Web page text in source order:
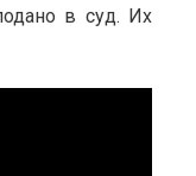
в суд. Их